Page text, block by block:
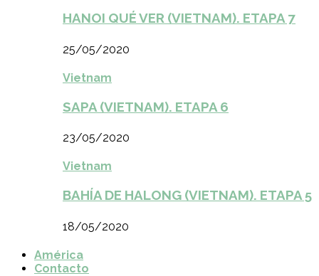
HANOI QUÉ VER (VIETNAM). ETAPA 7
25/05/2020
Vietnam
SAPA (VIETNAM). ETAPA 6
23/05/2020
Vietnam
BAHÍA DE HALONG (VIETNAM). ETAPA 5
18/05/2020
América
Contacto